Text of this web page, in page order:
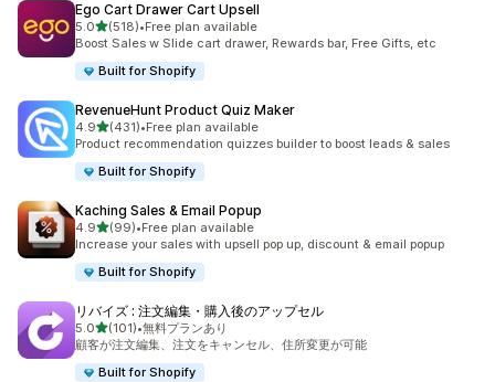
Ego Cart Drawer Cart Upsell
5.05つ星中
(518)
合計レビュー数：518件
•Free plan available
Boost Sales w Slide cart drawer, Rewards bar, Free Gifts, etc
Built for Shopify
RevenueHunt Product Quiz Maker
4.95つ星中
(431)
合計レビュー数：431件
•Free plan available
Product recommendation quizzes builder to boost leads & sales
Built for Shopify
Kaching Sales & Email Popup
4.95つ星中
(99)
合計レビュー数：99件
•Free plan available
Increase your sales with upsell pop up, discount & email popup
Built for Shopify
リバイズ : 注文編集・購入後のアップセル
5.05つ星中
(101)
合計レビュー数：101件
•無料プランあり
顧客が注文編集、注文をキャンセル、住所変更が可能
Built for Shopify